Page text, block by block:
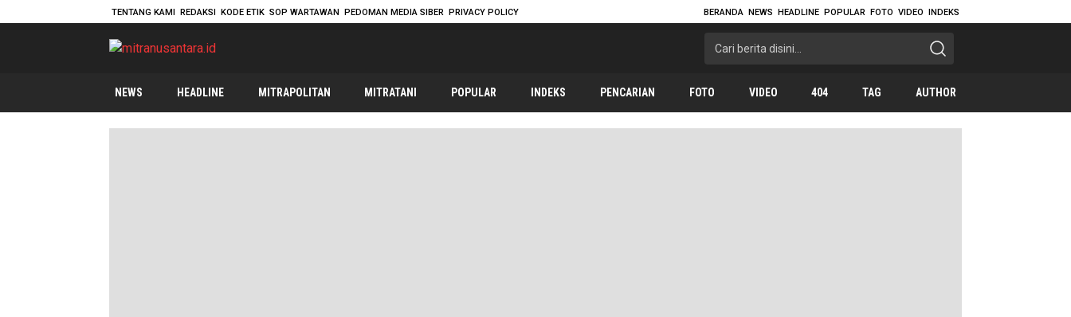
TENTANG KAMI REDAKSI KODE ETIK SOP WARTAWAN PEDOMAN MEDIA SIBER PRIVACY POLICY BERANDA NEWS HEADLINE POPULAR FOTO VIDEO INDEKS
NEWS HEADLINE MITRAPOLITAN MITRATANI POPULAR INDEKS PENCARIAN FOTO VIDEO 404 TAG AUTHOR